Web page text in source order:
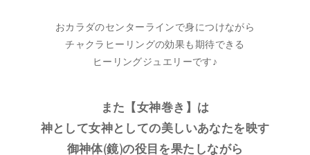
おカラダのセンターラインで身につけながら
チャクラヒーリングの効果も期待できる
ヒーリングジュエリーです♪
また【女神巻き】は
神として女神としての美しいあなたを映す
御神体(鏡)の役目を果たしながら